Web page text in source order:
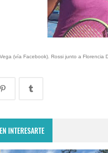
(vía Facebook). Rossi junto a Florencia
INTERESARTE